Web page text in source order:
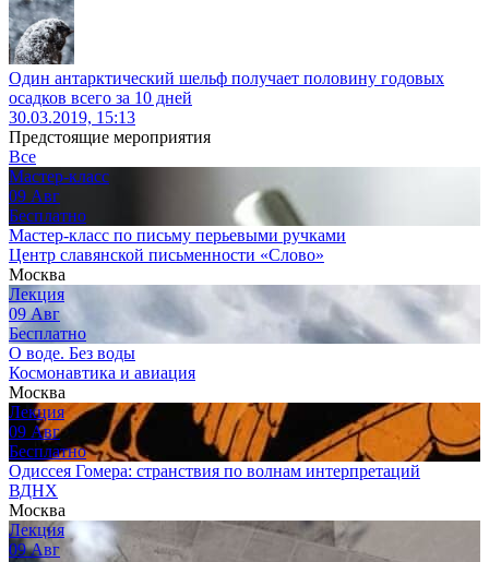
Один антарктический шельф получает половину годовых
осадков всего за 10 дней
30.03.2019, 15:13
Предстоящие мероприятия
Все
Мастер-класс
09 Авг
Бесплатно
Мастер-класс по письму перьевыми ручками
Центр славянской письменности «Слово»
Москва
Лекция
09 Авг
Бесплатно
О воде. Без воды
Космонавтика и авиация
Москва
Лекция
09 Авг
Бесплатно
Одиссея Гомера: странствия по волнам интерпретаций
ВДНХ
Москва
Лекция
09 Авг